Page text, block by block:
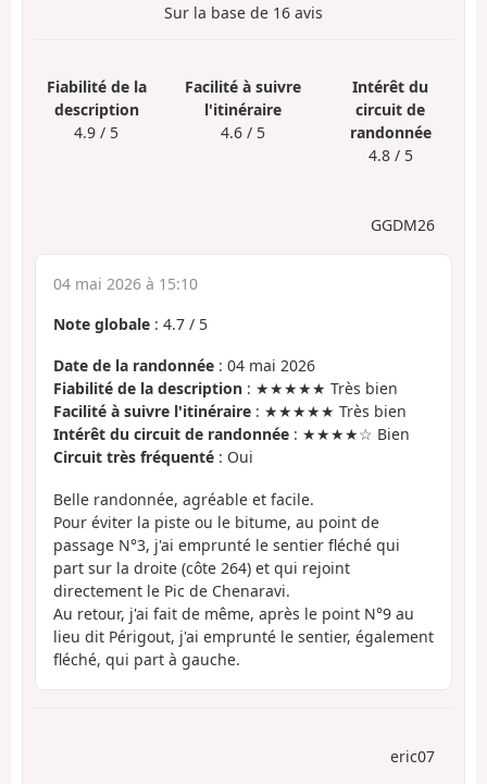
Sur la base de 16 avis
Fiabilité de la
description
4.9 / 5
Facilité à suivre
l'itinéraire
4.6 / 5
Intérêt du
circuit de
randonnée
4.8 / 5
GGDM26
04 mai 2026 à 15:10
Note globale : 4.7 / 5
Date de la randonnée : 04 mai 2026
Fiabilité de la description : ★★★★★ Très bien
Facilité à suivre l'itinéraire : ★★★★★ Très bien
Intérêt du circuit de randonnée : ★★★★☆ Bien
Circuit très fréquenté : Oui
Belle randonnée, agréable et facile.
Pour éviter la piste ou le bitume, au point de
passage N°3, j'ai emprunté le sentier fléché qui
part sur la droite (côte 264) et qui rejoint
directement le Pic de Chenaravi.
Au retour, j'ai fait de même, après le point N°9 au
lieu dit Périgout, j'ai emprunté le sentier, également
fléché, qui part à gauche.
eric07